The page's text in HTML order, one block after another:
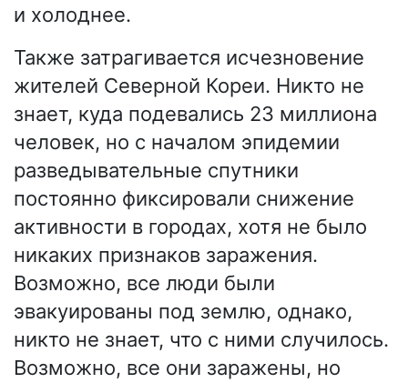
и холоднее.
Также затрагивается исчезновение
жителей Северной Кореи. Никто не
знает, куда подевались 23 миллиона
человек, но с началом эпидемии
разведывательные спутники
постоянно фиксировали снижение
активности в городах, хотя не было
никаких признаков заражения.
Возможно, все люди были
эвакуированы под землю, однако,
никто не знает, что с ними случилось.
Возможно, все они заражены, но